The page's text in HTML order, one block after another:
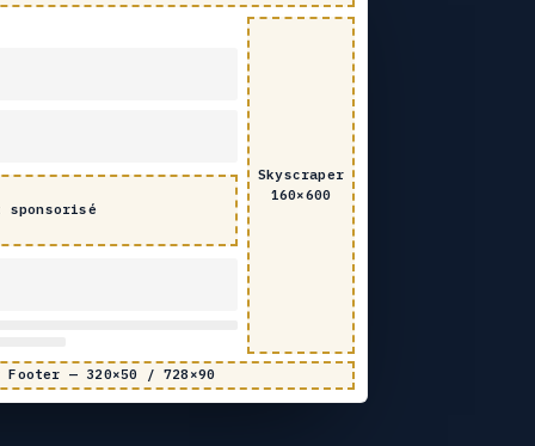
sponsorisé
Skyscraper
160×600
— 320×50 / 728×90